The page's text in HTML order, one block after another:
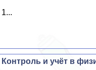
1...
Контроль и учёт в